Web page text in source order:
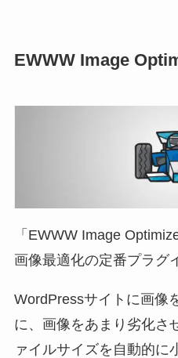
EWWW Image
「EWWW Image
画像最適化の定番プラグ
WordPressサイトに画像
に、画像をあまり劣化さ
ァイルサイズを自動的に